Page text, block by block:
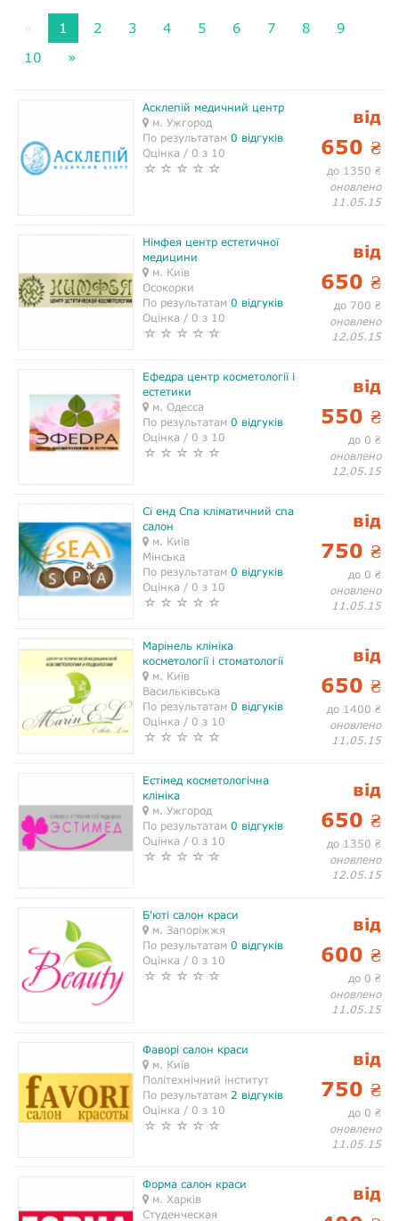
1 2 3 4 5 6 7 8
9
10
»
Асклепій медичний центр
м. Ужгород
По результатам 0 відгуків
Оцінка / 0 з 10
від
650 ₴
до 1350 ₴
оновлено
11.05.15
Німфея центр естетичної
медицини
м. Київ
Осокорки
По результатам 0 відгуків
Оцінка / 0 з 10
від
650 ₴
до 700 ₴
оновлено
12.05.15
Ефедра центр косметології і
естетики
м. Одесса
По результатам 0 відгуків
Оцінка / 0 з 10
від
550 ₴
до 0 ₴
оновлено
12.05.15
Сі енд Спа кліматичний спа
салон
м. Київ
Мінська
По результатам 0 відгуків
Оцінка / 0 з 10
від
750 ₴
до 0 ₴
оновлено
11.05.15
Марінель клініка
косметології і стоматології
м. Київ
Васильківська
По результатам 0 відгуків
Оцінка / 0 з 10
від
650 ₴
до 1400 ₴
оновлено
11.05.15
Естімед косметологічна
клініка
м. Ужгород
По результатам 0 відгуків
Оцінка / 0 з 10
від
650 ₴
до 1350 ₴
оновлено
12.05.15
Б'юті салон краси
м. Запоріжжя
По результатам 0 відгуків
Оцінка / 0 з 10
від
600 ₴
до 0 ₴
оновлено
11.05.15
Фаворі салон краси
м. Київ
Політехнічний інститут
По результатам 2 відгуків
Оцінка / 0 з 10
від
750 ₴
до 0 ₴
оновлено
11.05.15
Форма салон краси
м. Харків
Студенческая
від